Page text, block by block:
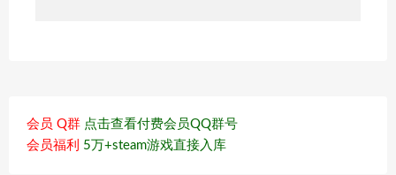
会员 Q群 点击查看付费会员QQ群号
会员福利 5万+steam游戏直接入库